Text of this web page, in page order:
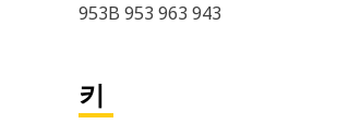
953B 953 963 943
키